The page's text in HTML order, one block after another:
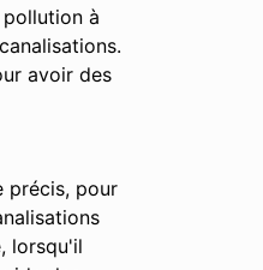
à
avoir des
précis, pour
lorsqu'il